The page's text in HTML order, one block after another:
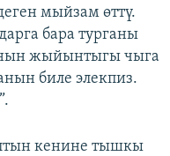
мыйзам өттү.
бара турганы
жыйынтыгы чыга
биле элекпиз.
кенине тышкы